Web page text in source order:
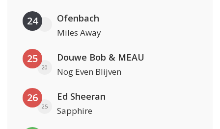
24 Ofenbach
Miles Away
25
20
Douwe Bob & MEAU
Nog Even Blijven
26
25
Ed Sheeran
Sapphire